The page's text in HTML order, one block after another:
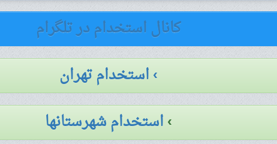
کانال استخدام در تلگرام
› استخدام تهران
›استخدام شهرستانها